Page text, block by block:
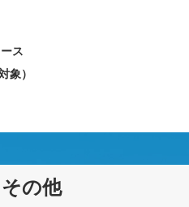
ス
象）
その他